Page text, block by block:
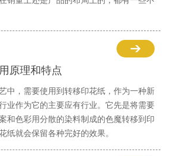
原理和特点
中，需要使用到转移印花纸，作为一种新
业作为它的主要应有行业。它先是将需要
和色彩用分散的染料制成的色魔转移到印
纸就会保留各种完好的效果。